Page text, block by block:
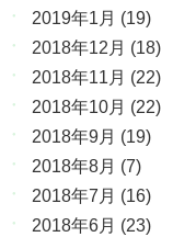
2019年1月 (19)
2018年12月 (18)
2018年11月 (22)
2018年10月 (22)
2018年9月 (19)
2018年8月 (7)
2018年7月 (16)
2018年6月 (23)